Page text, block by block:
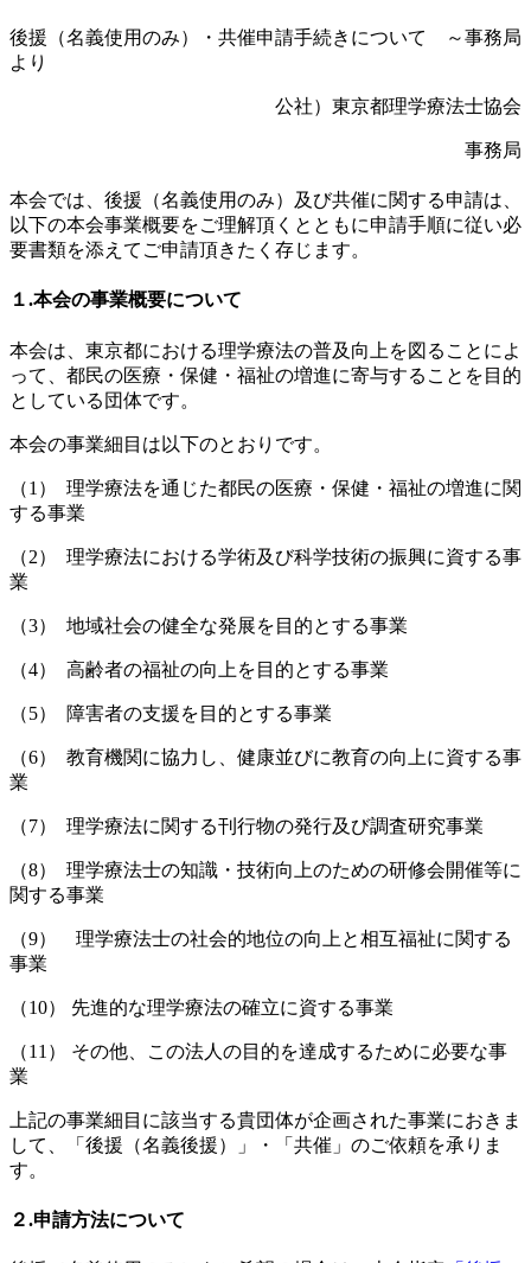
後援（名義使用のみ）・共催申請手続きについて ～事務局
より
公社）東京都理学療法士協会
事務局
本会では、後援（名義使用のみ）及び共催に関する申請は、
以下の本会事業概要をご理解頂くとともに申請手順に従い必
要書類を添えてご申請頂きたく存じます。
１.本会の事業概要について
本会は、東京都における理学療法の普及向上を図ることによ
って、都民の医療・保健・福祉の増進に寄与することを目的
としている団体です。
本会の事業細目は以下のとおりです。
（1） 理学療法を通じた都民の医療・保健・福祉の増進に関
する事業
（2） 理学療法における学術及び科学技術の振興に資する事
業
（3） 地域社会の健全な発展を目的とする事業
（4） 高齢者の福祉の向上を目的とする事業
（5） 障害者の支援を目的とする事業
（6） 教育機関に協力し、健康並びに教育の向上に資する事
業
（7） 理学療法に関する刊行物の発行及び調査研究事業
（8） 理学療法士の知識・技術向上のための研修会開催等に
関する事業
（9） 理学療法士の社会的地位の向上と相互福祉に関する
事業
（10） 先進的な理学療法の確立に資する事業
（11） その他、この法人の目的を達成するために必要な事
業
上記の事業細目に該当する貴団体が企画された事業におきま
して、「後援（名義後援）」・「共催」のご依頼を承りま
す。
２.申請方法について